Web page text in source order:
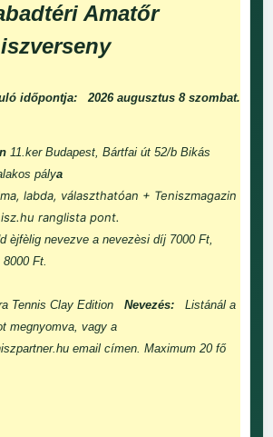
Amatőr
időpontja: 2026 augusztus 8 szombat.
11.ker Budapest, Bártfai út 52/b Bikás
pálya
labda, választhatóan + Teniszmagazin
ranglista pont.
èjfèlig nevezve a nevezèsi díj 7000 Ft,
Ft.
Tennis Clay Edition Nevezés:
Listánál a
megnyomva, vagy a
email címen. Maximum 20 fő